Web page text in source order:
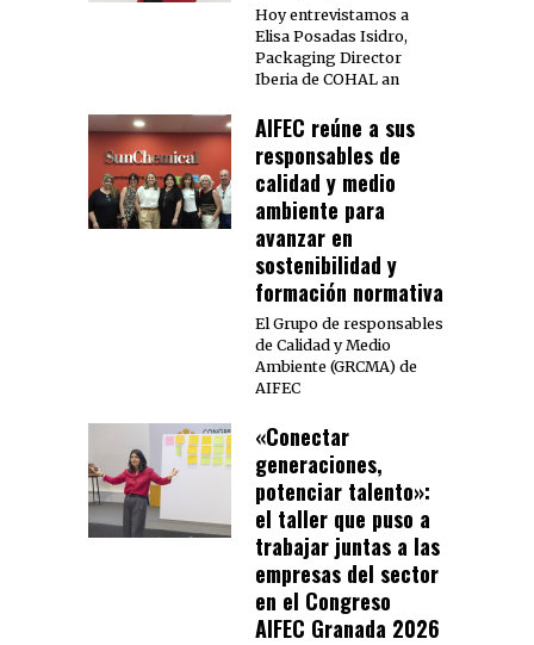
Hoy entrevistamos a
Elisa Posadas Isidro,
Packaging Director
Iberia de COHAL an
AIFEC reúne a sus
responsables de
calidad y medio
ambiente para
avanzar en
sostenibilidad y
formación normativa
El Grupo de responsables
de Calidad y Medio
Ambiente (GRCMA) de
AIFEC
«Conectar
generaciones,
potenciar talento»:
el taller que puso a
trabajar juntas a las
empresas del sector
en el Congreso
AIFEC Granada 2026